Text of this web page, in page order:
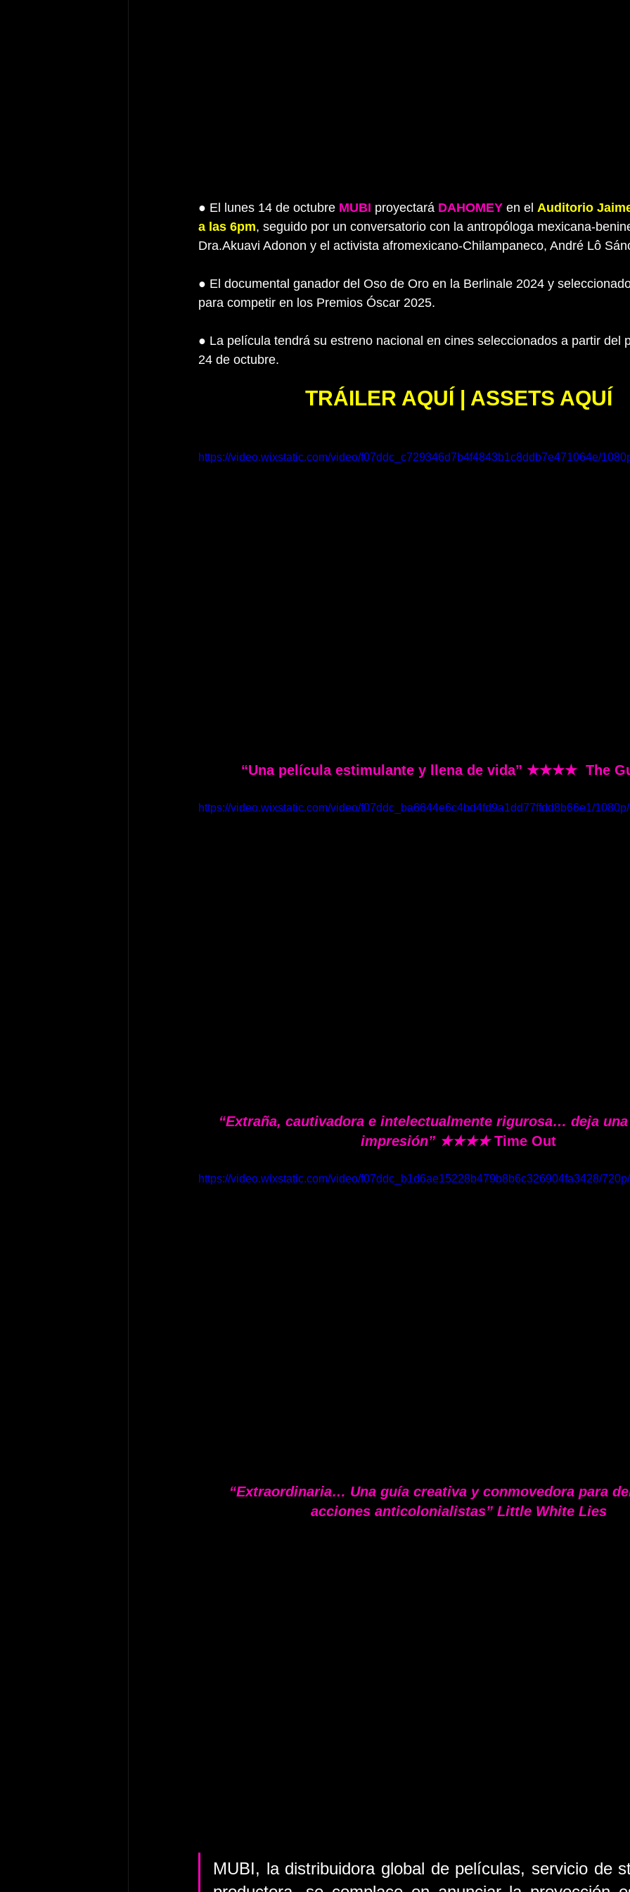
● El lunes 14 de octubre MUBI proyectará DAHOMEY en el Auditorio
a las 6pm, seguido por un conversatorio con la antropóloga mexicana-
Dra.Akuavi Adonon y el activista afromexicano-Chilampaneco, André Lô
● El documental ganador del Oso de Oro en la Berlinale 2024 y
para competir en los Premios Óscar 2025.
● La película tendrá su estreno nacional en cines seleccionados a partir del
24 de octubre.
TRÁILER AQUÍ | ASSETS AQUÍ
https://video.wixstatic.com/video/f07ddc_c729346d7b4f4843b1c8ddb7e471064e/
“Una película estimulante y llena de vida” ★★★★  The
https://video.wixstatic.com/video/f07ddc_ba6644e6c4bd4fd9a1dd77ffdd8b66e1/
“Extraña, cautivadora e intelectualmente rigurosa… deja
impresión” ★★★★ Time Out
https://video.wixstatic.com/video/f07ddc_b1d6ae15228b479b8b6c326904fa3428/
“Extraordinaria… Una guía creativa y conmovedora para
acciones anticolonialistas” Little White Lies
MUBI, la distribuidora global de películas, servicio de